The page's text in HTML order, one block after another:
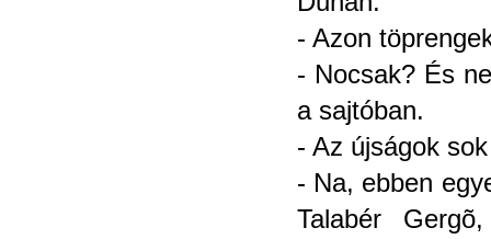
- Azon
- Nocsak? És
a sajtóban.
- Az újságok
- Na, ebben
Talabér